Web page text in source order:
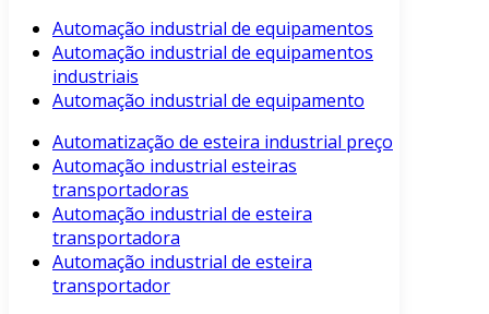
Automação industrial de equipamentos
Automação industrial de equipamentos
industriais
Automação industrial de equipamento
Automatização de esteira industrial preço
Automação industrial esteiras
transportadoras
Automação industrial de esteira
transportadora
Automação industrial de esteira
transportador